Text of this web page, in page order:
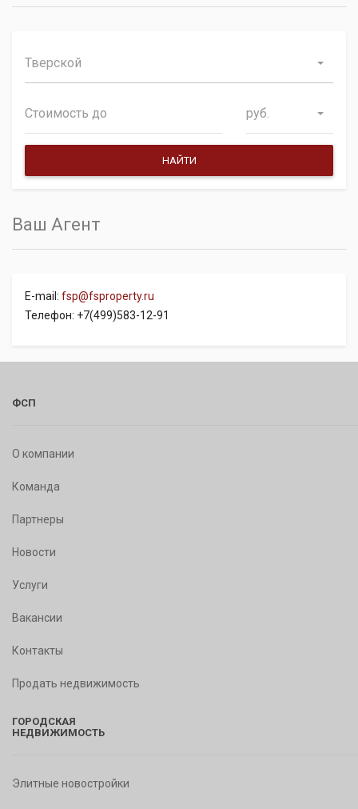
Тверской
руб.
Ваш Агент
E-mail: fsp@fsproperty.ru
Телефон: +7(499)583-12-91
ФСП
О компании
Команда
Партнеры
Новости
Услуги
Вакансии
Контакты
Продать недвижимость
ГОРОДСКАЯ
НЕДВИЖИМОСТЬ
Элитные новостройки